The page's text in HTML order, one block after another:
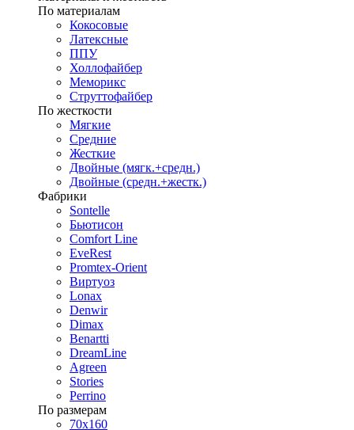
По материалам
Кокосовые
Латексные
ППУ
Холлофайбер
Меморикс
Струттофайбер
По жесткости
Мягкие
Средние
Жесткие
Двойные (мягк.+средн.)
Двойные (средн.+жестк.)
Фабрики
Sontelle
Бьютисон
Comfort Line
EveRest
Promtex-Orient
Виртуоз
Lonax
Denwir
Dimax
Benartti
DreamLine
Agreen
Stories
Perrino
По размерам
70х160